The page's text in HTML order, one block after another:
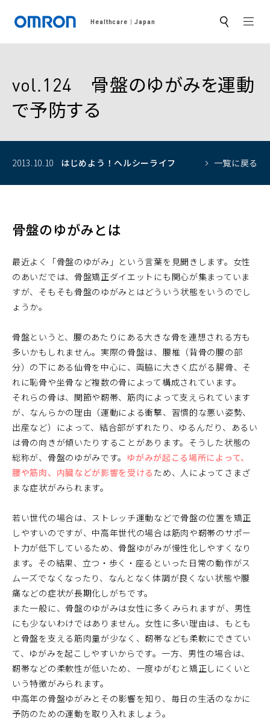
Healthcare Japan サ
ト
索
vol.124 骨盤のゆがみを運動
で予防する
2013.10.10 はじめよう！ ヘルシーライフ 一覧に戻る
骨盤のゆがみとは
最近よく「骨盤のゆがみ」という言葉を見聞きします。女性
のあいだでは、骨盤矯正ダイエットにも関心が集まっていま
すが、そもそも骨盤のゆがみとはどういう状態をいうのでし
ょうか。
骨盤というと、腰のあたりにある大きな骨を連想される方も
多いかもしれません。実際の骨盤は、腰椎（背骨の腰の部
分）の下にある仙骨を中心に、両脇に大きく広がる腸骨、そ
れに恥骨や坐骨など複数の骨によって構成されています。
それらの骨は、関節や靭帯、筋肉によって支えられています
が、なんらかの理由（運動による衝撃、習慣的な悪い姿勢、
出産など）によって、結合部がずれたり、ゆるんだり、あるい
は骨の向きが傾いたりすることがあります。そうした状態の
総称が、骨盤のゆがみです。 ゆがみが起こる場所によって、
腰や筋肉、内臓などが影響を受ける ため、人によってさまざ
まな症状がみられます。
若い世代の場合は、ストレッチ運動などで骨盤の位置を矯正
しやすいのですが、中高年世代の場合は筋肉や靭帯のサポー
ト力が低下しているため、骨盤ゆがみが慢性化しやすくなり
ます。その結果、立つ・歩く・座るといった日常の動作がス
ムーズでなくなったり、なんとなく体調が良くない状態や腰
痛などの症状が長期化しがちです。
また一般に、骨盤のゆがみは女性に多くみられますが、男性
にも少ないわけではありません。女性に多い理由は、もとも
と骨盤を支える筋肉量が少なく、靭帯なども柔軟にできてい
て、ゆがみを起こしやすいからです。一方、男性の場合は、
靭帯などの柔軟性が低いため、一度ゆがむと矯正しにくいと
いう特徴がみられます。
中高年の骨盤ゆがみとその影響を知り、毎日の生活のなかに
予防のための運動を取り入れましょう。